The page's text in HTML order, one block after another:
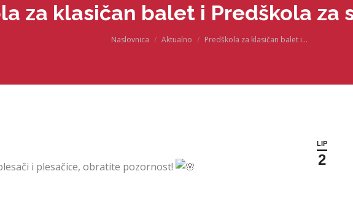
za klasičan balet i Predškola za
You are here:
Naslovnica Aktualno Predškola za klasičan balet i…
LIP
2
i plesačice, obratite pozornost!